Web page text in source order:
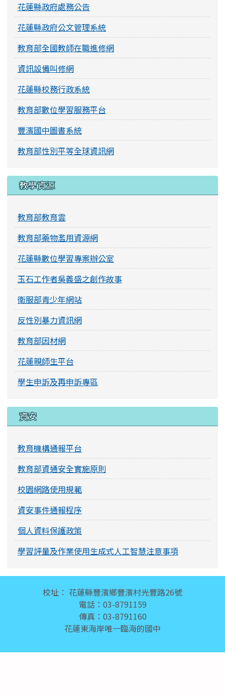
花蓮縣政府處務公告
花蓮縣政府公文管理系統
教育部全國教師在職進修網
資訊設備叫修網
花蓮縣校務行政系統
教育部數位學習服務平台
豐濱國中圖書系統
教育部性別平等全球資訊網
教學資源
教育部教育雲
教育部藥物濫用資源網
花蓮縣數位學習專案辦公室
玉石工作者吳義盛之創作故事
衛服部青少年網站
反性別暴力資訊網
教育部因材網
花蓮親師生平台
學生申訴及再申訴專區
資安
教育機構通報平台
教育部資通安全實施原則
校園網路使用規範
資安事件通報程序
個人資料保護政策
學習評量及作業使用生成式人工智慧注意事項
頁尾區域內容
校址： 花蓮縣豐濱鄉豐濱村光豐路26號
電話：03-8791159
傳真：03-8791160
花蓮東海岸唯一臨海的國中